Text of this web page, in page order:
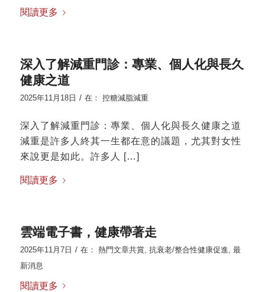
閱讀更多
深入了解減重門診：專業、個人化與長久
健康之道
2025年11月18日 / 在： 控糖減脂減重
深入了解減重門診：專業、個人化與長久健康之道
減重是許多人終其一生都在意的議題，尤其對女性
來說更是如此。許多人 […]
閱讀更多
雲端電子書，健康帶著走
2025年11月7日 / 在： 熱門文章共賞, 抗衰老/整合性健康促進 最
新消息
閱讀更多